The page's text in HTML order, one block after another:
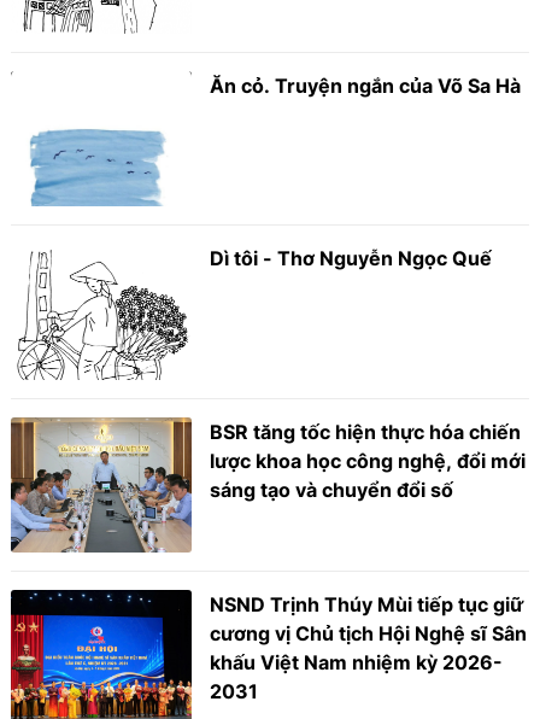
Ăn cỏ. Truyện ngắn của Võ Sa Hà
Dì tôi - Thơ Nguyễn Ngọc Quế
BSR tăng tốc hiện thực hóa chiến
lược khoa học công nghệ, đổi mới
sáng tạo và chuyển đổi số
NSND Trịnh Thúy Mùi tiếp tục giữ
cương vị Chủ tịch Hội Nghệ sĩ Sân
khấu Việt Nam nhiệm kỳ 2026-
2031